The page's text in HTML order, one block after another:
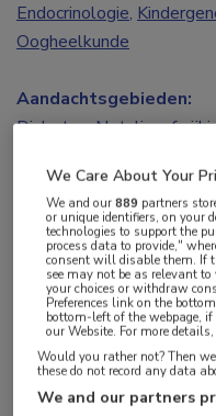
Bij een hoger HbA1c
waarden in de
nierziekten en
leeftijd significant
kinderen met
Endocrinologie,
Oogheelkunde
Aandachtsgebieden:
Diabetes,
Tags:
obesitas,overgewicht,
We Care About Your
We and our889 partners
or unique identifiers, on your
technologies to support the
process data to provide,"
consent will disable them. If
see may not be as relevant
your choices or withdraw
Preferences link on the
bottom-left of the webpage,
our Website. For more
Would you rather not? Then
these do not record any data
We and our partners